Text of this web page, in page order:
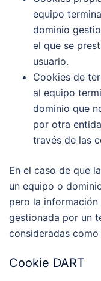
equipo
dominio
el que se
usuario.
Cookies de
al equipo
dominio que
por otra
través de las
En el caso de que
un equipo o
pero la información
gestionada por un
consideradas
Cookie DART